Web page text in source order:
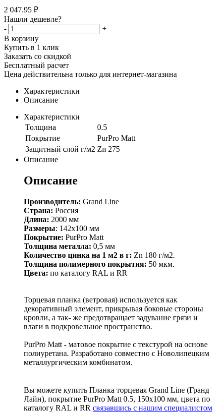
2 047.95 ₽
Нашли дешевле?
-
+
В корзину
Купить в 1 клик
Заказать со скидкой
Бесплатный расчет
Цена действительна только для интернет-магазина
Характеристики
Описание
Характеристики
Толщина
0.5
Покрытие
PurPro Matt
Защитный слой г/м2 Zn 275
Описание
Описание
Производитель: Grand Line
Страна: Россия
Длина: 2000 мм
Размеры: 142х100 мм
Покрытие: PurPro Matt
Толщина металла: 0,5 мм
Количество цинка на 1 м2 в г: Zn 180 г/м2.
Толщина полимерного покрытия: 50 мкм.
Цвета: по каталогу RAL и RR
Торцевая планка (ветровая) используется как
декоративный элемент, прикрывая боковые стороны
кровли, а так- же предотвращает задувание грязи и
влаги в подкровельное пространство.
PurPro Matt - матовое покрытие с текстурой на основе
полиуретана. Разработано совместно с Новолипецким
металлургическим комбинатом.
Вы можете купить Планка торцевая Grand Line (Гранд
Лайн), покрытие PurPro Matt 0.5, 150х100 мм, цвета по
каталогу RAL и RR связавшись с нашим специалистом